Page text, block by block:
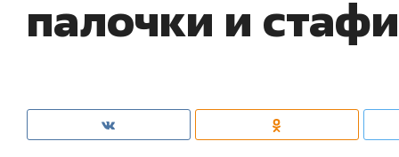
палочки и